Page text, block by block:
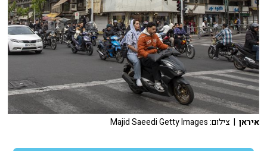
איראן | צילום: Majid Saeedi Getty Images